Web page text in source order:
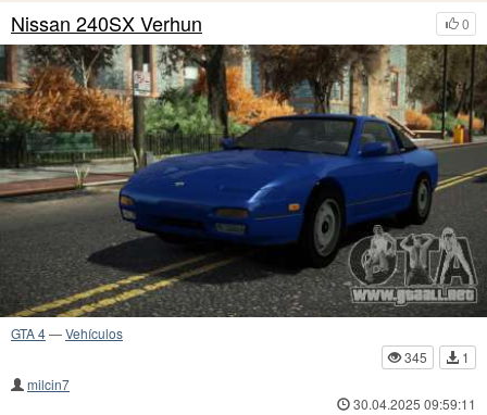
0
Nissan 240SX Verhun
GTA 4—Vehículos
345
1
milcin7
30.04.2025 09:59:11